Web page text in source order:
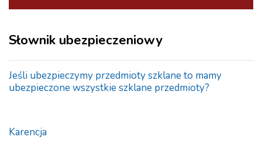
Słownik ubezpieczeniowy
Jeśli ubezpieczymy przedmioty szklane to mamy
ubezpieczone wszystkie szklane przedmioty?
Karencja